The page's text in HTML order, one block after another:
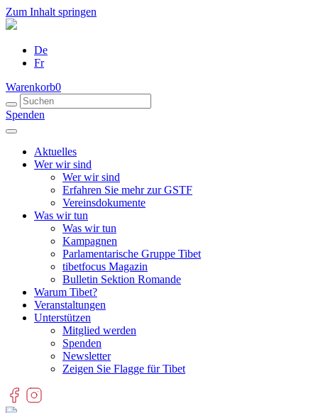
Zum Inhalt springen
De
Fr
Warenkorb0
Spenden
Aktuelles
Wer wir sind
Wer wir sind
Erfahren Sie mehr zur GSTF
Vereinsdokumente
Was wir tun
Was wir tun
Kampagnen
Parlamentarische Gruppe Tibet
tibetfocus Magazin
Bulletin Sektion Romande
Warum Tibet?
Veranstaltungen
Unterstützen
Mitglied werden
Spenden
Newsletter
Zeigen Sie Flagge für Tibet